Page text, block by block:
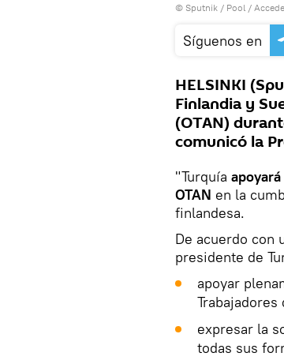
© Sputnik / Pool /
Síguenos en
HELSINKI
Finlandia y
(OTAN)
comunicó la
"Turquía
OTAN en la
finlandesa.
De acuerdo con
presidente de
apoyar
expresar la
todas sus